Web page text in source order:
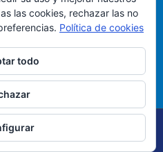
de Privacidad
las cookies, rechazar las no
Política de cookies
todo